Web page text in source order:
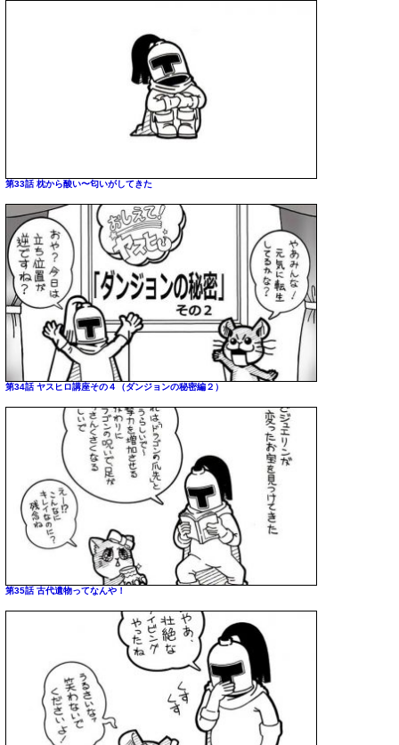
第33話 枕から酸い〜匂いがしてきた
第34話 ヤスヒロ講座その４（ダンジョンの秘密編２）
第35話 古代遺物ってなんや！